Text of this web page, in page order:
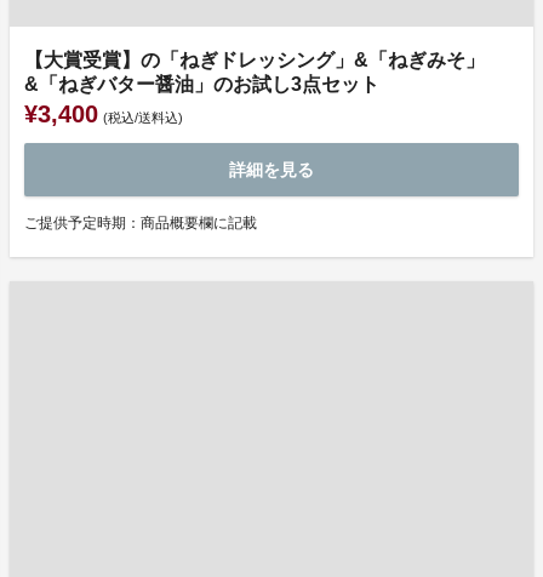
【大賞受賞】の「ねぎドレッシング」&「ねぎみそ」
&「ねぎバター醤油」のお試し3点セット
¥3,400 (税込/送料込)
詳細を見る
ご提供予定時期：商品概要欄に記載